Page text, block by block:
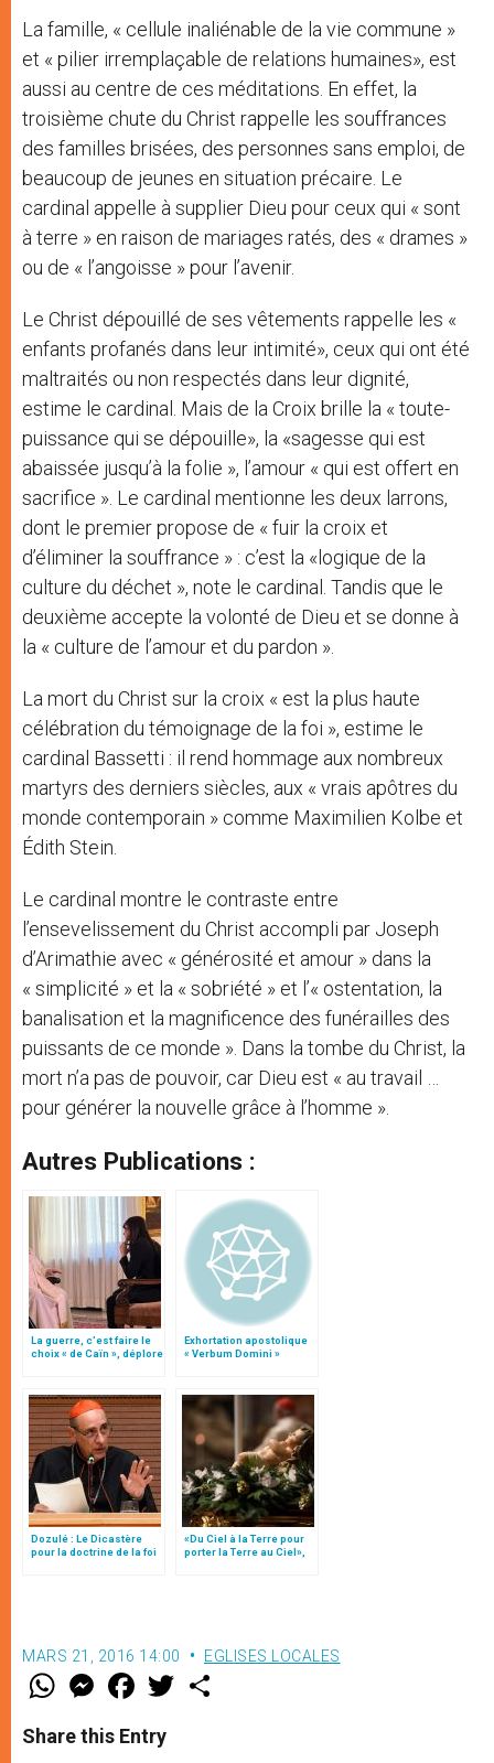
La famille, « cellule inaliénable de la vie commune »
et « pilier irremplaçable de relations humaines», est
aussi au centre de ces méditations. En effet, la
troisième chute du Christ rappelle les souffrances
des familles brisées, des personnes sans emploi, de
beaucoup de jeunes en situation précaire. Le
cardinal appelle à supplier Dieu pour ceux qui « sont
à terre » en raison de mariages ratés, des « drames »
ou de « l’angoisse » pour l’avenir.
Le Christ dépouillé de ses vêtements rappelle les «
enfants profanés dans leur intimité», ceux qui ont été
maltraités ou non respectés dans leur dignité,
estime le cardinal. Mais de la Croix brille la « toute-
puissance qui se dépouille», la «sagesse qui est
abaissée jusqu’à la folie », l’amour « qui est offert en
sacrifice ». Le cardinal mentionne les deux larrons,
dont le premier propose de « fuir la croix et
d’éliminer la souffrance » : c’est la «logique de la
culture du déchet », note le cardinal. Tandis que le
deuxième accepte la volonté de Dieu et se donne à
la « culture de l’amour et du pardon ».
La mort du Christ sur la croix « est la plus haute
célébration du témoignage de la foi », estime le
cardinal Bassetti : il rend hommage aux nombreux
martyrs des derniers siècles, aux « vrais apôtres du
monde contemporain » comme Maximilien Kolbe et
Édith Stein.
Le cardinal montre le contraste entre
l’ensevelissement du Christ accompli par Joseph
d’Arimathie avec « générosité et amour » dans la
« simplicité » et la « sobriété » et l’« ostentation, la
banalisation et la magnificence des funérailles des
puissants de ce monde ». Dans la tombe du Christ, la
mort n’a pas de pouvoir, car Dieu est « au travail …
pour générer la nouvelle grâce à l’homme ».
Autres Publications :
La guerre, c’est faire le
choix « de Caïn », déplore
Exhortation apostolique
« Verbum Domini »
Dozulé : Le Dicastère
pour la doctrine de la foi
«Du Ciel à la Terre pour
porter la Terre au Ciel»,
MARS 21, 2016 14:00 EGLISES LOCALES
W
t
s
M
e
s
e
F
a
e
b
w
Share this Entry